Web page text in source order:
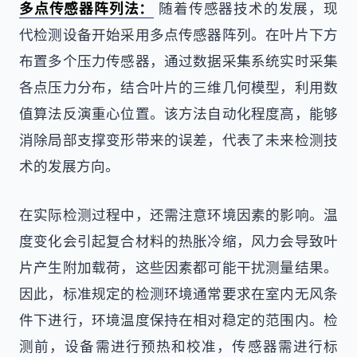
多点传感器阵列法：
随着传感器技术的发展，现
代检测设备开始采用多点传感器阵列。在叶片下方
布置多个压力传感器，通过数据采集系统实时采集
各点压力分布，结合叶片的三维几何模型，利用数
值算法反演重心位置。该方法自动化程度高，能够
消除局部支撑变形带来的误差，代表了未来检测技
术的发展方向。
在实际检测过程中，还需注意环境因素的影响。温
度变化会引起复合材料的热胀冷缩，风力会导致叶
片产生附加载荷，这些因素都可能干扰测量结果。
因此，标准规定的检测环境通常要求在室内无风条
件下进行，环境温度保持在相对稳定的范围内。检
测前，设备需进行预热和校准，传感器需进行标